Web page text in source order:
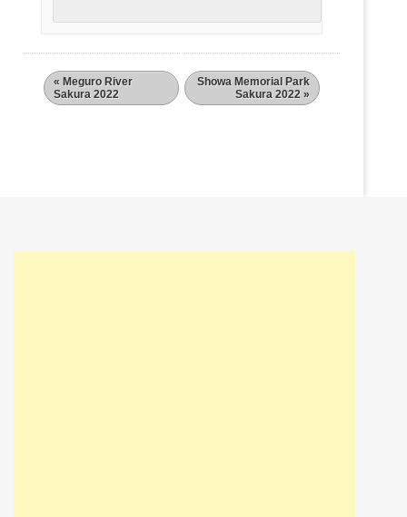
« Meguro River
Sakura 2022
Showa Memorial Park
Sakura 2022 »